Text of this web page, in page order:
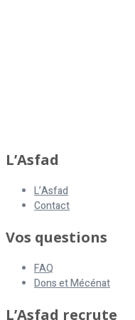
L’Asfad
L’Asfad
Contact
Vos questions
FAQ
Dons et Mécénat
L’Asfad recrute